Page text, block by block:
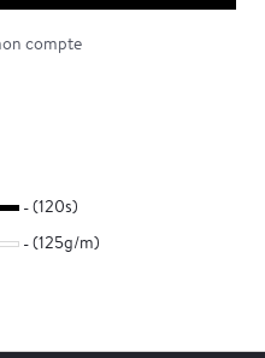
compte
(120s)
(125g/m)